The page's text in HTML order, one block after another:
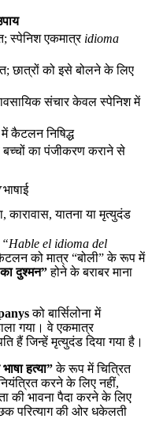
स्पेनिश एकमात्र idioma
छात्रों को इसे बोलने के लिए
संचार केवल स्पेनिश में
में कैटलन निषिद्ध
बच्चों का पंजीकरण कराने से
भाषाई
कारावास, यातना या मृत्युदंड
“Hable el idioma del
को मात्र “बोली” के रूप में
दुश्मन”होने के बराबर माना
को बार्सिलोना में
गया। वे एकमात्र
हैं जिन्हें मृत्युदंड दिया गया है।
हत्या”के रूप में चित्रित
करने के लिए नहीं,
की भावना पैदा करने के लिए
परित्याग की ओर धकेलती